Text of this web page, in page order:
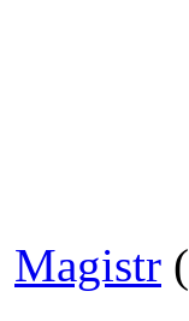
Magistr